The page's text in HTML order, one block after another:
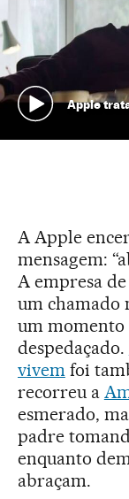
Apple
A Apple
mensagem:
A empresa
um chamado
um momento
despedaçado.
vivemfoi
recorreu a
esmerado,
padre
enquanto
abraçam.